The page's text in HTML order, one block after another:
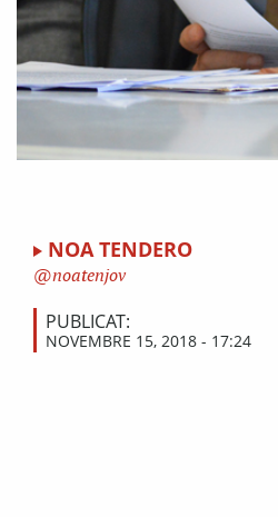
NOA TENDERO
noatenjov
PUBLICAT:
NOVEMBRE 15, 2018 - 17:24